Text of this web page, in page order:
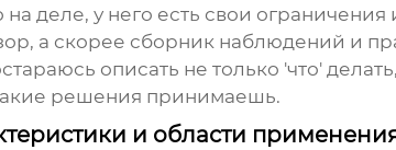
деле, у него есть свои
а скорее сборник наблюдений и
описать не только 'что'
решения принимаешь.
и области